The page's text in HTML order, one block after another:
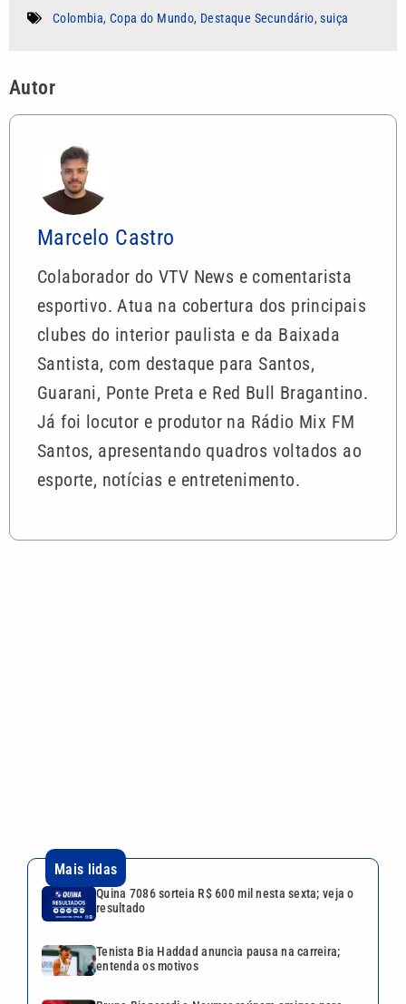
Colombia,Copa do Mundo, Destaque Secundário,suiça
Autor
Marcelo Castro
Colaborador do VTV News e comentarista
esportivo. Atua na cobertura dos principais
clubes do interior paulista e da Baixada
Santista, com destaque para Santos,
Guarani, Ponte Preta e Red Bull Bragantino.
Já foi locutor e produtor na Rádio Mix FM
Santos, apresentando quadros voltados ao
esporte, notícias e entretenimento.
shows e atrações gratuitas em Atibaia
Larissa Manoela ganha disputa contra gravadora
após recurso ser negado pela Justiça